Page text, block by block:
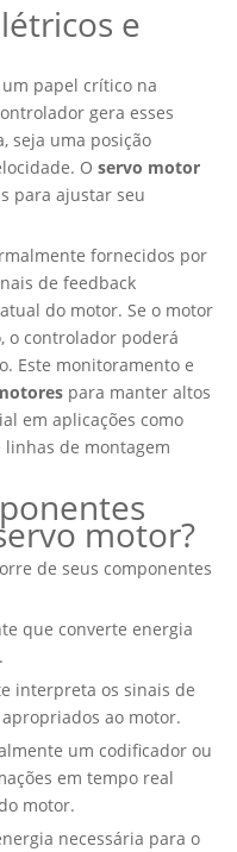
e
papel crítico na
gera esses
seja uma posição
O servo motor
para ajustar seu
fornecidos por
de feedback
do motor. Se o motor
o controlador poderá
Este monitoramento e
para manter altos
em aplicações como
linhas de montagem
motor?
de seus componentes
que converte energia
interpreta os sinais de
ao motor.
um codificador ou
em tempo real
motor.
necessária para o